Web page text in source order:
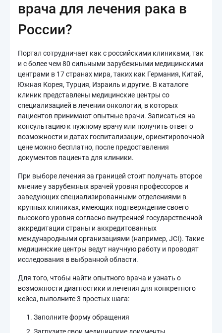
врача для лечения рака в
России?
Портал сотрудничает как с российскими клиниками, так
и с более чем 80 сильными зарубежными медицинскими
центрами в 17 странах мира, таких как Германия, Китай,
Южная Корея, Турция, Израиль и другие. В каталоге
клиник представлены медицинские центры со
специализацией в лечении онкологии, в которых
пациентов принимают опытные врачи. Записаться на
консультацию к нужному врачу или получить ответ о
возможности и датах госпитализации, ориентировочной
цене можно бесплатно, после предоставления
документов пациента для клиники.
При выборе лечения за границей стоит получать второе
мнение у зарубежных врачей уровня профессоров и
заведующих специализированными отделениями в
крупных клиниках, имеющих подтверждение своего
высокого уровня согласно внутренней государственной
аккредитации страны и аккредитованных
международными организациями (например, JCI). Такие
медицинские центры ведут научную работу и проводят
исследования в выбранной области.
Для того, чтобы найти опытного врача и узнать о
возможности диагностики и лечения для конкретного
кейса, выполните 3 простых шага:
Заполните форму обращения